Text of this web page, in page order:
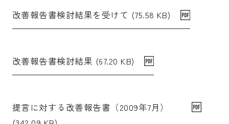
改善報告書検討結果を受けて (75.58 KB)
改善報告書検討結果 (67.20 KB)
提言に対する改善報告書（2009年7月）